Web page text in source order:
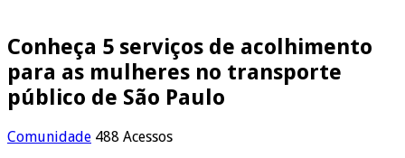
Conheça 5 serviços de acolhimento
para as mulheres no transporte
público de São Paulo
Comunidade 488 Acessos